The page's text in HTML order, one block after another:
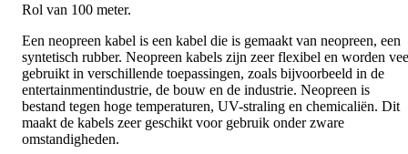
Rol van 100 meter.
Een neopreen kabel is een kabel die is gemaakt van neopreen, een
syntetisch rubber. Neopreen kabels zijn zeer flexibel en worden
gebruikt in verschillende toepassingen, zoals bijvoorbeeld in de
entertainmentindustrie, de bouw en de industrie. Neopreen is
bestand tegen hoge temperaturen, UV-straling en chemicaliën. Dit
maakt de kabels zeer geschikt voor gebruik onder zware
omstandigheden.